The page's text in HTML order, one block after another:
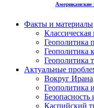
Американские
Факты и материалы
Классическая
Геополитика
Геополитика
Геополитика
Актуальные
Вокруг Ирана
Геополитика
Каспийский